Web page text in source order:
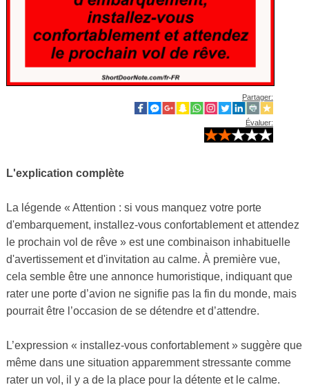
Partager:
Évaluer:
L'explication complète
La légende « Attention : si vous manquez votre porte
d'embarquement, installez-vous confortablement et attendez
le prochain vol de rêve » est une combinaison inhabituelle
d'avertissement et d'invitation au calme. À première vue,
cela semble être une annonce humoristique, indiquant que
rater une porte d’avion ne signifie pas la fin du monde, mais
pourrait être l’occasion de se détendre et d’attendre.
L’expression « installez-vous confortablement » suggère que
même dans une situation apparemment stressante comme
rater un vol, il y a de la place pour la détente et le calme.